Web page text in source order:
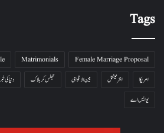
Tags
Female Marriage Proposal
Matrimonials
امریکا
انٹرنیشنل بین الاقوامی جھلس کر ہلاک دنیا کی
یو ایس اے